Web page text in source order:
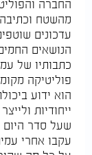
החברה
מהשטח
עדכונים
הנושאים
כתבותיו של
פוליטיקה
הוא ידוע
ייחודיות
שעל סדר היום
עקבו אחרי